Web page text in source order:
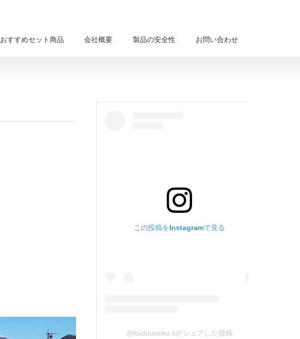
おすすめセット商品 会社概要 製品の安全性 お問い合わせ
この投稿をInstagramで見る
@kudouseika.kがシェアした投稿